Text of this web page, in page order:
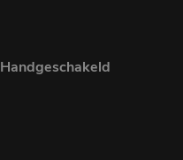
Handgeschakeld